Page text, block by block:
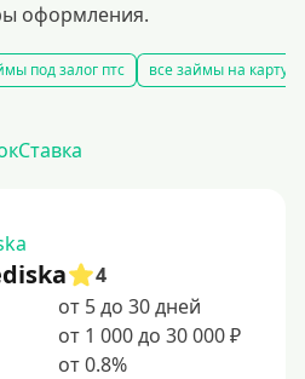
оформления.
под залог птс все займы на карту
Ставка
4
от 5 до 30 дней
от 1 000 до 30 000 ₽
от 0.8%